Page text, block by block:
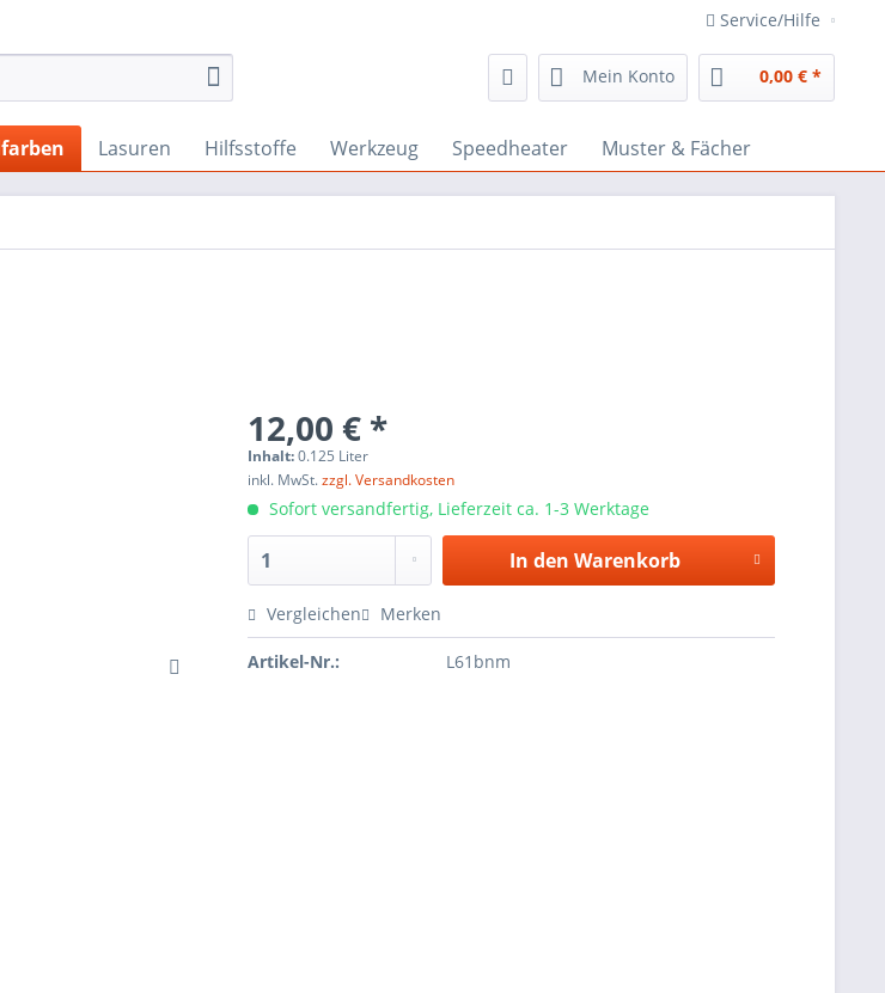
Service/Hilfe
Mein Konto 0,00 € *
Lasuren Hilfsstoffe Werkzeug Speedheater Muster & Fächer
12,00 € *
Inhalt:0.125 Liter
inkl. MwSt.zzgl. Versandkosten
Sofort versandfertig, Lieferzeit ca. 1-3 Werktage
In den Warenkorb
Vergleichen Merken
Artikel-Nr.: L61bnm